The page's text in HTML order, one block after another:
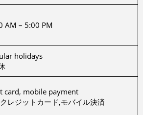
AM – 5:00 PM
holidays
card, mobile payment
レジットカード,モバイル決済